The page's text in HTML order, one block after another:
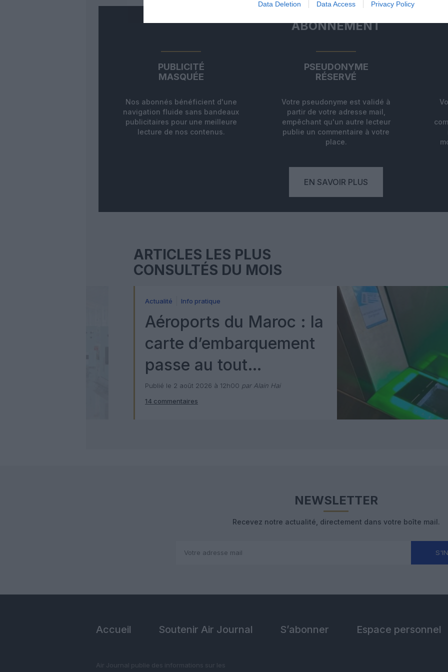
Data Deletion Data Access Privacy Policy
ABONNEMENT
PUBLICITÉ
MASQUÉE
Nos abonnés bénéficient d'une
navigation fluide sans bandeaux
publicitaires pour une meilleure
lecture de nos contenus.
PSEUDONYME
RÉSERVÉ
Votre pseudonyme est validé à
partir de votre adresse mail,
empêchant qu'un autre lecteur
publie un commentaire à votre
place.
EN SAVOIR PLUS
ARTICLES LES PLUS
CONSULTÉS DU MOIS
Actualité Info pratique
Aéroports du Maroc : la
carte d’embarquement
passe au tout
numérique avec Pax
Check
Publié le 2 août 2026 à 12h00 par Alain Hai
14 commentaires
NEWSLETTER
Recevez notre actualité, directement dans votre boîte mail.
Accueil Soutenir Air Journal S’abonner Espace personnel